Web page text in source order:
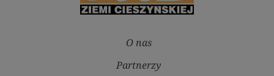
O nas
Partnerzy